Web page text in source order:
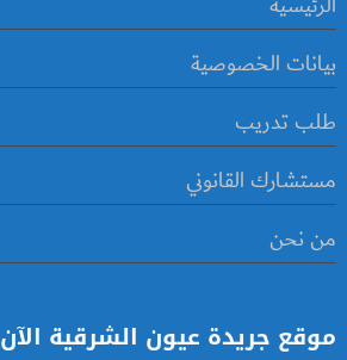
بيانات الخصوصية
طلب تدريب
مستشارك القانوني
من نحن
موقع جريدة عيون الشرقية الآن